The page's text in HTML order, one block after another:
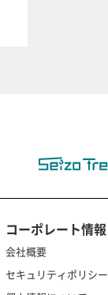
コーポレート情報
会社概要
セキュリティポリシー